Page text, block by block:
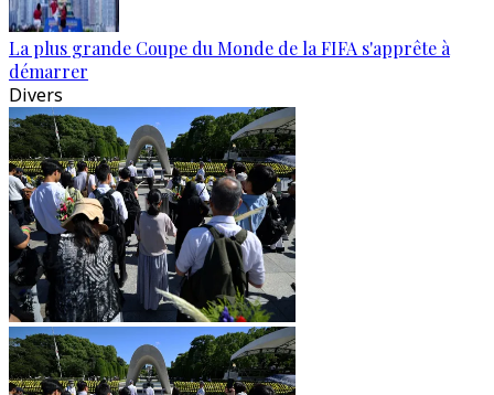
La plus grande Coupe du Monde de la FIFA s'apprête à
démarrer
Divers